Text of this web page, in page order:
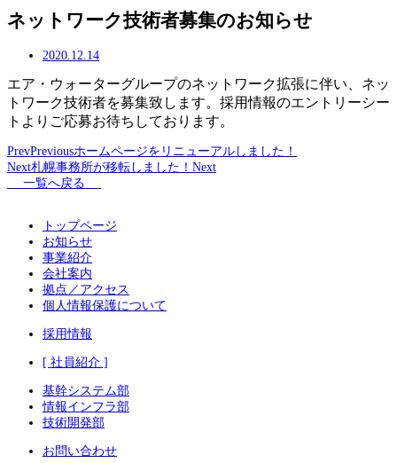
ネットワーク技術者募集のお知らせ
2020.12.14
エア・ウォーターグループのネットワーク拡張に伴い、ネッ
トワーク技術者を募集致します。採用情報のエントリーシー
トよりご応募お待ちしております。
PrevPreviousホームページをリニューアルしました！
Next札幌事務所が移転しました！ Next
一覧へ戻る
トップページ
お知らせ
事業紹介
会社案内
拠点／アクセス
個人情報保護について
採用情報
[ 社員紹介 ]
基幹システム部
情報インフラ部
技術開発部
お問い合わせ